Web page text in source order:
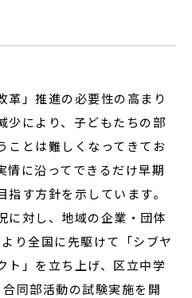
」推進の必要性の高まり
少により、子どもたちの部
ことは難しくなってきてお
情に沿ってできるだけ早期
す方針を示しています。
対し、地域の企業・団体
り全国に先駆けて「シブヤ
ト」を立ち上げ、区立中学
同部活動の試験実施を開